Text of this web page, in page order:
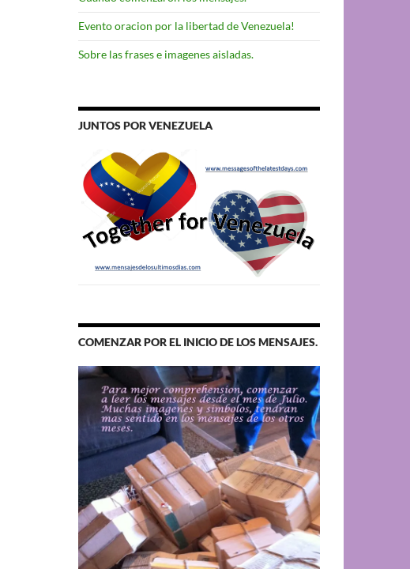
Evento oracion por la libertad de Venezuela!
Sobre las frases e imagenes aisladas.
JUNTOS POR VENEZUELA
COMENZAR POR EL INICIO DE LOS MENSAJES.